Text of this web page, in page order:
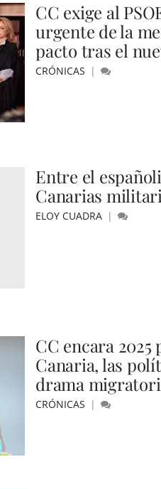
CC exige al
urgente de la
pacto tras el
CRÓNICAS
Entre el
Canarias
ELOY CUADRA
CC encara
Canaria, las
drama
CRÓNICAS